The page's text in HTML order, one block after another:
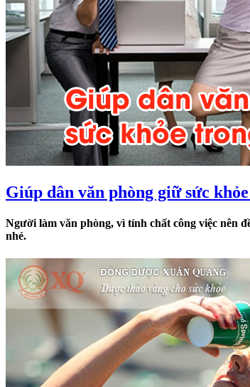
Giúp dân văn phòng giữ sức
Người làm văn phòng, vì tính chất công việc nên
nhé.